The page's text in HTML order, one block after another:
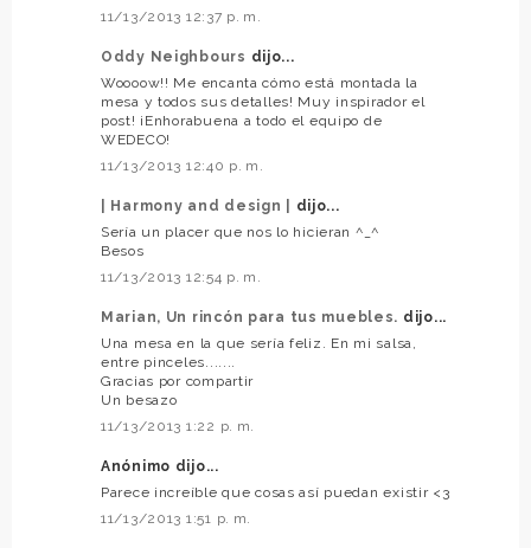
11/13/2013 12:37 p. m.
Oddy Neighbours dijo...
Woooow!! Me encanta cómo está montada la
mesa y todos sus detalles! Muy inspirador el
post! ¡Enhorabuena a todo el equipo de
WEDECO!
11/13/2013 12:40 p. m.
| Harmony and design |
dijo...
Sería un placer que nos lo hicieran ^_^
Besos
11/13/2013 12:54 p. m.
Marian, Un rincón para tus muebles. dijo...
Una mesa en la que sería feliz. En mi salsa,
entre pinceles.......
Gracias por compartir
Un besazo
11/13/2013 1:22 p. m.
Anónimo dijo...
Parece increíble que cosas así puedan existir <3
11/13/2013 1:51 p. m.